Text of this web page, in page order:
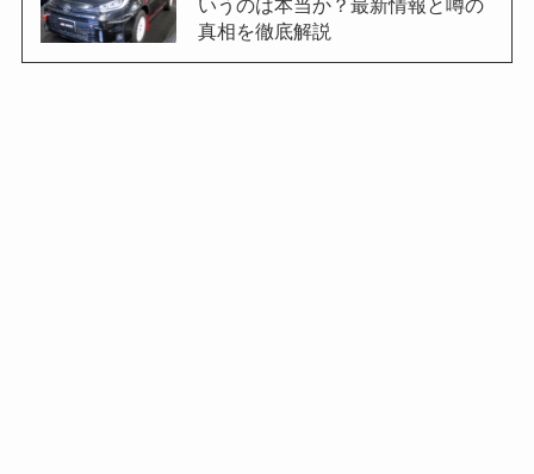
いうのは本当か？最新情報と噂の
真相を徹底解説